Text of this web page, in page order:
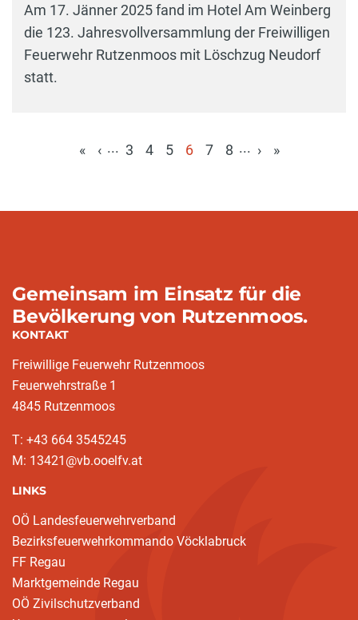
Am 17. Jänner 2025 fand im Hotel Am Weinberg
die 123. Jahresvollversammlung der Freiwilligen
Feuerwehr Rutzenmoos mit Löschzug Neudorf
statt.
« ‹ ... 3 4 5
6
7 8 ... › »
Gemeinsam im Einsatz für die
Bevölkerung von Rutzenmoos.
KONTAKT
Freiwillige Feuerwehr Rutzenmoos
Feuerwehrstraße 1
4845 Rutzenmoos
T: +43 664 3545245
M: 13421@vb.ooelfv.at
LINKS
OÖ Landesfeuerwehrverband
Bezirksfeuerwehrkommando Vöcklabruck
FF Regau
Marktgemeinde Regau
OÖ Zivilschutzverband